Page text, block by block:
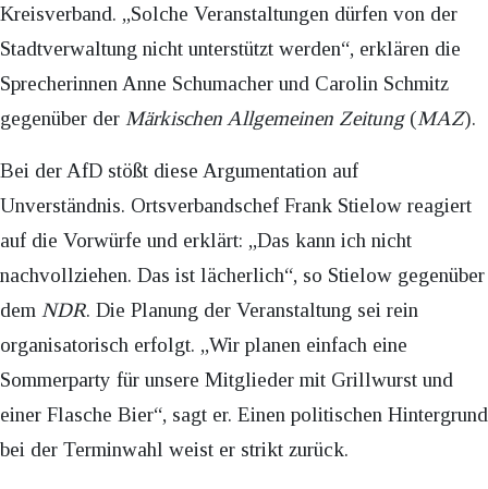
Kreisverband. „Solche Veranstaltungen dürfen von der
Stadtverwaltung nicht unterstützt werden“, erklären die
Sprecherinnen Anne Schumacher und Carolin Schmitz
gegenüber der Märkischen Allgemeinen Zeitung(MAZ).
Bei der AfD stößt diese Argumentation auf
Unverständnis. Ortsverbandschef Frank Stielow reagiert
auf die Vorwürfe und erklärt: „Das kann ich nicht
nachvollziehen. Das ist lächerlich“, so Stielow gegenüber
dem NDR. Die Planung der Veranstaltung sei rein
organisatorisch erfolgt. „Wir planen einfach eine
Sommerparty für unsere Mitglieder mit Grillwurst und
einer Flasche Bier“, sagt er. Einen politischen Hintergrund
bei der Terminwahl weist er strikt zurück.